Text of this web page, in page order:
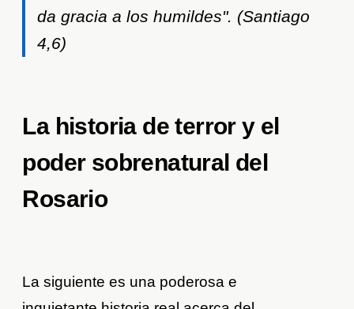
da gracia a los humildes". (Santiago
4,6)
La historia de terror y el
poder sobrenatural del
Rosario
La siguiente es una poderosa e